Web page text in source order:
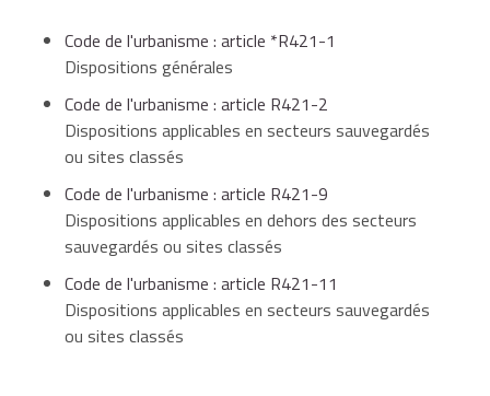
plancheret
emprise au sol
comprise entre
5 m² et 20 m²
Déclaration
préalable de
travaux
Surface de
plancheret
emprise au sol
supérieure à
20 m²
construire
construire
Code de l'urbanisme : article *R421-1
Dispositions générales
Code de l'urbanisme : article R421-2
Dispositions applicables en secteurs sauvegardés
ou sites classés
Code de l'urbanisme : article R421-9
Dispositions applicables en dehors des secteurs
sauvegardés ou sites classés
Code de l'urbanisme : article R421-11
Dispositions applicables en secteurs sauvegardés
ou sites classés